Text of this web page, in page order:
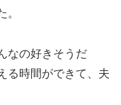
。
なの好きそうだ
る時間ができて、夫